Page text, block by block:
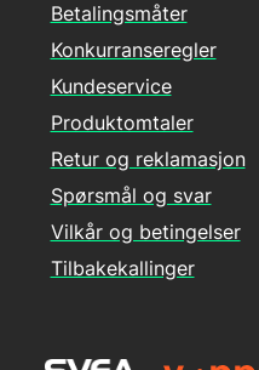
Betalingsmåter
Konkurranseregler
Kundeservice
Produktomtaler
Retur og reklamasjon
Spørsmål og svar
Vilkår og betingelser
Tilbakekallinger